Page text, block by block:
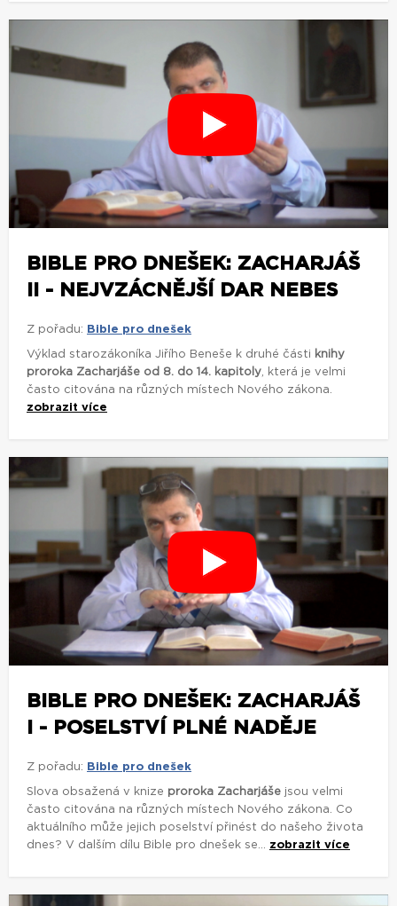
BIBLE PRO DNEŠEK: ZACHARJÁŠ
II - NEJVZÁCNĚJŠÍ DAR NEBES
Z pořadu: Bible pro dnešek
Výklad starozákoníka Jiřího Beneše k druhé části knihy
proroka Zacharjáše od 8. do 14. kapitoly, která je velmi
často citována na různých místech Nového zákona.
zobrazit více
BIBLE PRO DNEŠEK: ZACHARJÁŠ
I - POSELSTVÍ PLNÉ NADĚJE
Z pořadu: Bible pro dnešek
Slova obsažená v knize proroka Zacharjáše jsou velmi
často citována na různých místech Nového zákona. Co
aktuálního může jejich poselství přinést do našeho života
dnes? V dalším dílu Bible pro dnešek se... zobrazit více